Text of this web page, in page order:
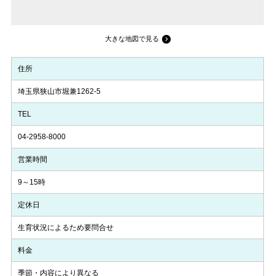
大きな地図で見る
住所
埼玉県狭山市堀兼1262-5
TEL
04-2958-8000
営業時間
9～15時
定休日
生育状況によるため要問合せ
料金
季節・内容により異なる